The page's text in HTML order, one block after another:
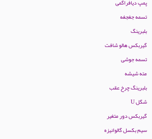
پمپ دیافراگمی
تسمه جغجغه
بلبرینگ
گیربکس هالو شافت
تسمه جوشی
مته شیشه
بلبرینگ چرخ عقب
شگل U
گیربکس دور متغیر
سیم بکسل گالوانیزه